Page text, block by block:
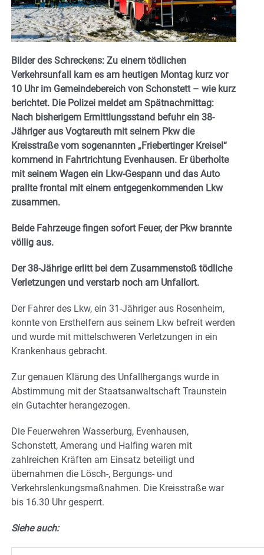
Bilder des Schreckens: Zu einem tödlichen
Verkehrsunfall kam es am heutigen Montag kurz vor
10 Uhr im Gemeindebereich von Schonstett – wie kurz
berichtet. Die Polizei meldet am Spätnachmittag:
Nach bisherigem Ermittlungsstand befuhr ein 38-
Jähriger aus Vogtareuth mit seinem Pkw die
Kreisstraße vom sogenannten „Friebertinger Kreisel“
kommend in Fahrtrichtung Evenhausen. Er überholte
mit seinem Wagen ein Lkw-Gespann und das Auto
prallte frontal mit einem entgegenkommenden Lkw
zusammen.
Beide Fahrzeuge fingen sofort Feuer, der Pkw brannte
völlig aus.
Der 38-Jährige erlitt bei dem Zusammenstoß tödliche
Verletzungen und verstarb noch am Unfallort.
Der Fahrer des Lkw, ein 31-Jähriger aus Rosenheim,
konnte von Ersthelfern aus seinem Lkw befreit werden
und wurde mit mittelschweren Verletzungen in ein
Krankenhaus gebracht.
Zur genauen Klärung des Unfallhergangs wurde in
Abstimmung mit der Staatsanwaltschaft Traunstein
ein Gutachter herangezogen.
Die Feuerwehren Wasserburg, Evenhausen,
Schonstett, Amerang und Halfing waren mit
zahlreichen Kräften am Einsatz beteiligt und
übernahmen die Lösch-, Bergungs- und
Verkehrslenkungsmaßnahmen. Die Kreisstraße war
bis 16.30 Uhr gesperrt.
Siehe auch: